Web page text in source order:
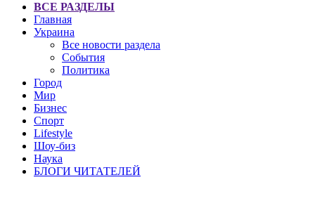
ВСЕ РАЗДЕЛЫ
Главная
Украина
Все новости раздела
События
Политика
Город
Мир
Бизнес
Спорт
Lifestyle
Шоу-биз
Наука
БЛОГИ ЧИТАТЕЛЕЙ